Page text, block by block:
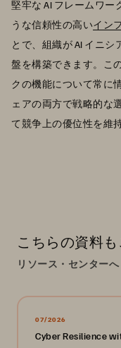
堅牢な AI フレームワー
うな信頼性の高いイン
とで、組織が AI イニ
盤を構築できます。こ
クの機能について常に
ェアの両方で戦略的な
て競争上の優位性を維
こちらの資料も
リソース・センターへ
07/2026
Cyber Resilience